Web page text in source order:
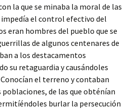
la que se minaba la moral de las
impedía el control efectivo del
eran hombres del pueblo que se
de algunos centenares de
a los destacamentos
su retaguardia y causándoles
el terreno y contaban
de las que obténían
burlar la persecución